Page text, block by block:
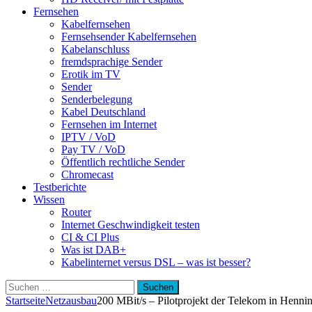
Fernsehen
Kabelfernsehen
Fernsehsender Kabelfernsehen
Kabelanschluss
fremdsprachige Sender
Erotik im TV
Sender
Senderbelegung
Kabel Deutschland
Fernsehen im Internet
IPTV / VoD
Pay TV / VoD
Öffentlich rechtliche Sender
Chromecast
Testberichte
Wissen
Router
Internet Geschwindigkeit testen
CI & CI Plus
Was ist DAB+
Kabelinternet versus DSL – was ist besser?
Suchen
nach:
StartseiteNetzausbau200 MBit/s – Pilotprojekt der Telekom in